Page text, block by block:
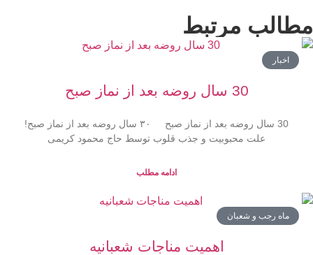
مرتبط
اخبار
30 سال روضه بعد از نماز صبح
30 سال روضه بعد از نماز صبح ۳۰ سال روضه بعد از نماز صبح!
علت محبوبیت و جذب قلوب توسط حاج محمود کریمی
ادامه مطلب
ماه رجب و شعبان
اهمیت مناجات شعبانیه